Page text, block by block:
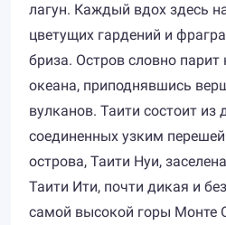
лагун. Каждый вдох здесь
цветущих гардений и
бриза. Остров словно
океана, приподнявшись
вулканов. Таити состоит из
соединенных узким
острова, Таити Нуи,
Таити Ити, почти дикая и
самой высокой горы Монте